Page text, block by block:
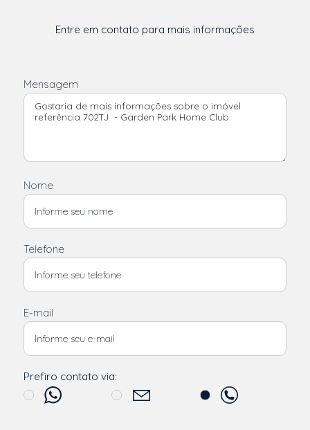
Entre em contato para mais informações
Mensagem
Nome
Telefone
E-mail
Prefiro contato via: